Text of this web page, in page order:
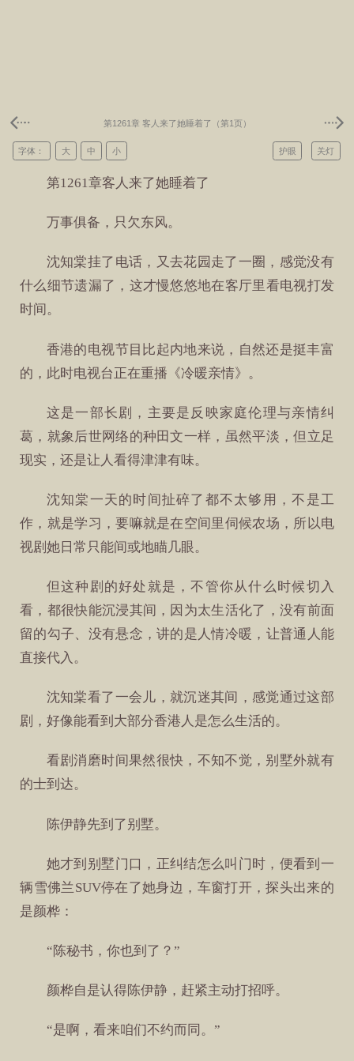
第1261章 客人来了她睡着了（第1页）
关灯
护眼
字体： 大 中 小
第1261章客人来了她睡着了
万事俱备，只欠东风。
沈知棠挂了电话，又去花园走了一圈，感觉没有
什么细节遗漏了，这才慢悠悠地在客厅里看电视打发
时间。
香港的电视节目比起内地来说，自然还是挺丰富
的，此时电视台正在重播《冷暖亲情》。
这是一部长剧，主要是反映家庭伦理与亲情纠
葛，就象后世网络的种田文一样，虽然平淡，但立足
现实，还是让人看得津津有味。
沈知棠一天的时间扯碎了都不太够用，不是工
作，就是学习，要嘛就是在空间里伺候农场，所以电
视剧她日常只能间或地瞄几眼。
但这种剧的好处就是，不管你从什么时候切入
看，都很快能沉浸其间，因为太生活化了，没有前面
留的勾子、没有悬念，讲的是人情冷暖，让普通人能
直接代入。
沈知棠看了一会儿，就沉迷其间，感觉通过这部
剧，好像能看到大部分香港人是怎么生活的。
看剧消磨时间果然很快，不知不觉，别墅外就有
的士到达。
陈伊静先到了别墅。
她才到别墅门口，正纠结怎么叫门时，便看到一
辆雪佛兰SUV停在了她身边，车窗打开，探头出来的
是颜桦：
“陈秘书，你也到了？”
颜桦自是认得陈伊静，赶紧主动打招呼。
“是啊，看来咱们不约而同。”